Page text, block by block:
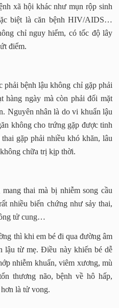
xã hội khác như mụn rộp sinh
biệt là căn bệnh HIV/AIDS…
chỉ nguy hiểm, có tốc độ lây
điểm.
bệnh lậu không chỉ gặp phải
hàng ngày mà còn phải đối mặt
Nguyên nhân là do vi khuẩn lậu
không cho trứng gặp được tinh
gặp phải nhiều khó khăn, lâu
chữa trị kịp thời.
thai mà bị nhiễm song cầu
nhiều biến chứng như sảy thai,
tử cung…
thì khi em bé đi qua đường âm
lậu từ mẹ. Điều này khiến bé dễ
nhiễm khuẩn, viêm xương, mù
thương não, bệnh về hô hấp,
là tử vong.